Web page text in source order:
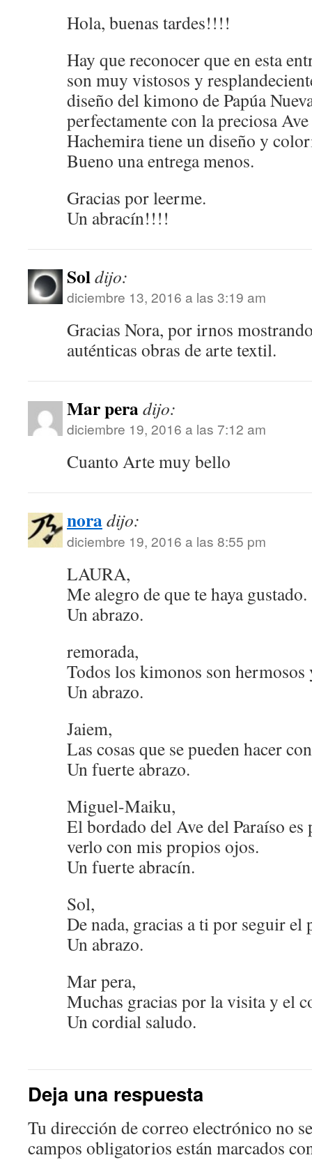
Hola, buenas tardes!!!!
Hay que reconocer que en esta
son muy vistosos y
diseño del kimono de Papúa
perfectamente con la preciosa
Hachemira tiene un diseño y
Bueno una entrega menos.
Gracias por leerme.
Un abracín!!!!
Soldijo:
diciembre 13, 2016 a las 3:19 am
Gracias Nora, por irnos
auténticas obras de arte textil.
Mar peradijo:
diciembre 19, 2016 a las 7:12 am
Cuanto Arte muy bello
noradijo:
diciembre 19, 2016 a las 8:55 pm
LAURA,
Me alegro de que te haya gustado.
Un abrazo.
remorada,
Todos los kimonos son
Un abrazo.
Jaiem,
Las cosas que se pueden hacer
Un fuerte abrazo.
Miguel-Maiku,
El bordado del Ave del Paraíso
verlo con mis propios ojos.
Un fuerte abracín.
Sol,
De nada, gracias a ti por seguir el
Un abrazo.
Mar pera,
Muchas gracias por la visita y el
Un cordial saludo.
Deja una respuesta
Tu dirección de correo electrónico no
campos obligatorios están marcados